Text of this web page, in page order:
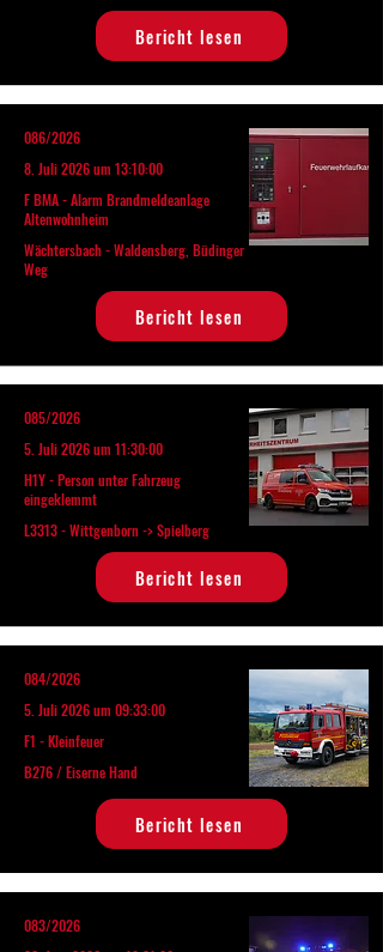
Bericht lesen
086/2026
8. Juli 2026 um 13:10:00
F BMA - Alarm Brandmeldeanlage
Altenwohnheim
Wächtersbach - Waldensberg, Büdinger
Weg
Bericht lesen
085/2026
5. Juli 2026 um 11:30:00
H1Y - Person unter Fahrzeug
eingeklemmt
L3313 - Wittgenborn -> Spielberg
Bericht lesen
084/2026
5. Juli 2026 um 09:33:00
F1 - Kleinfeuer
B276 / Eiserne Hand
Bericht lesen
083/2026